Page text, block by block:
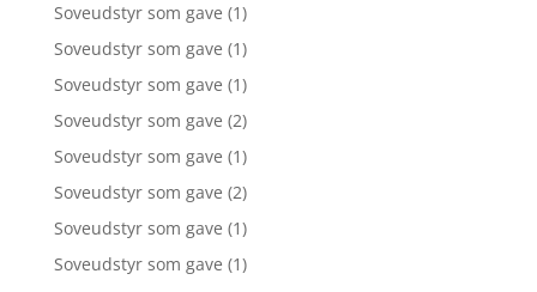
Soveudstyr som gave (1)
Soveudstyr som gave (1)
Soveudstyr som gave (1)
Soveudstyr som gave (2)
Soveudstyr som gave (1)
Soveudstyr som gave (2)
Soveudstyr som gave (1)
Soveudstyr som gave (1)